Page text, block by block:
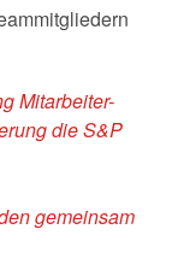
Mitarbeiter-
die S&P
gemeinsam